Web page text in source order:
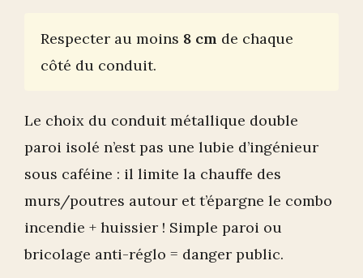
Respecter au moins 8 cm de chaque
côté du conduit.
Le choix du conduit métallique double
paroi isolé n’est pas une lubie d’ingénieur
sous caféine : il limite la chauffe des
murs/poutres autour et t’épargne le combo
incendie + huissier ! Simple paroi ou
bricolage anti-réglo = danger public.